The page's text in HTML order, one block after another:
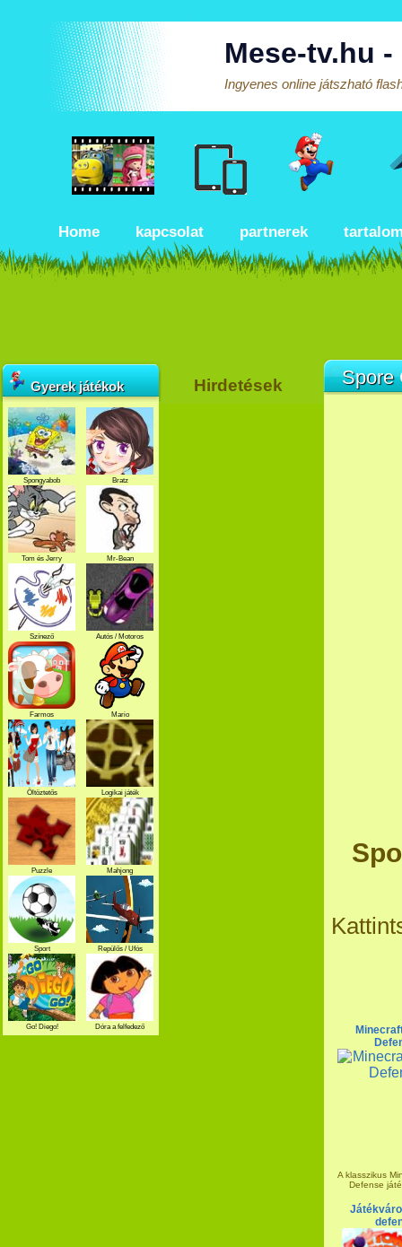
Mese-tv.hu
Ingyenes online játszható
Home kapcsolat partnerek
Spore
A klasszikus
Defense
Gyerek játékok
Spongyabob Bratz
Tom és Jerry Mr-Bean
Színező Autós / Motoros
Farmos Mario
Öltöztetős Logikai játék
Puzzle Mahjong
Sport Repülős / Ufós
Go! Diego! Dóra a felfedező
Hirdetések